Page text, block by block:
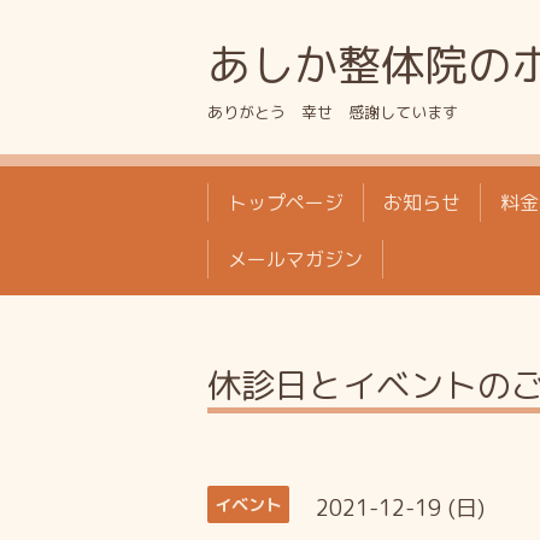
あしか整体院の
ありがとう 幸せ 感謝しています
トップページ お知らせ 料金
メールマガジン
休診日とイベントの
イベント 2021-12-19 (日)